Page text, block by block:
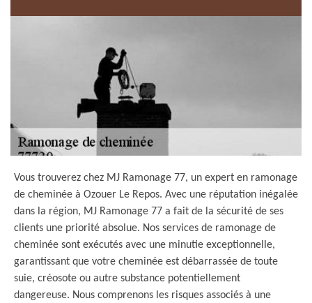
Vous trouverez chez MJ Ramonage 77, un expert en ramonage
de cheminée à Ozouer Le Repos. Avec une réputation inégalée
dans la région, MJ Ramonage 77 a fait de la sécurité de ses
clients une priorité absolue. Nos services de ramonage de
cheminée sont exécutés avec une minutie exceptionnelle,
garantissant que votre cheminée est débarrassée de toute
suie, créosote ou autre substance potentiellement
dangereuse. Nous comprenons les risques associés à une